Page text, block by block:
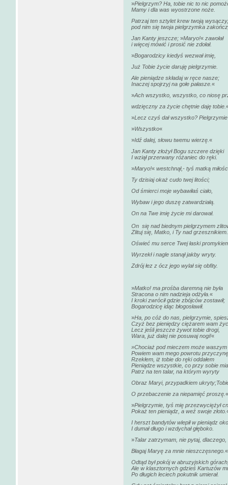
»Pielgrzym? Ha, tobie nic to nic
Mamy i dla was wyostrzone noże.
Patrzaj ten sztylet krew twoją wysączy,
pod nim się twoja pielgrzymka
Jan Kanty jeszcze; »Maryo!« zawołał
i więcej mówić i prosić nie zdołał.
»Bogarodzicy kiedyś wezwał imię,
Już Tobie życie daruję pielgrzymie.
Ale pieniądze składaj w ręce nasze;
Inaczej spojrzyj na gołe pałasze. «
»Ach wszystko, wszystko, co niosę
wdzięczny za życie chętnie daję tobie.
»Lecz czyś dał wszystko?
»Wszystko«
»Idź dalej, słowu twemu wierzę. «
Jan Kanty złożył Bogu szczere dzięki
I wziął przerwany różaniec do ręki.
»Maryo!« westchnął,- tyś matką
Ty dzisiaj okaż cudo twej litości;
Od śmierci moje wybawiłaś ciało,
Wybaw i jego duszę zatwardziałą.
On na Twe imię życie mi darował.
On się nad biednym pielgrzymem
Zlituj się, Matko, i Ty nad grzesznikiem.
Oświeć mu serce Twej łaski
Wyrzekł i nagle stanął jakby wryty.
Zdrój łez z ócz jego wylał się obfity.
»Matko! ma prośba daremną nie była
Stracona o nim nadzieja odżyła. «
I kroki zwrócił gdzie zbójców zostawił;
Bogarodzicę idąc błogosławił.
»Ha, po cóż do nas, pielgrzymie,
Czyż bez pieniędzy ciężarem wam
Lecz jeśli jeszcze żywot tobie drogi,
Wara, już dalej nie posuwaj nogi!«
»Chociaż pod mieczem może waszym
Powiem wam mego powrotu
Rzekłem, iż tobie do ręki oddałem
Pieniądze wszystkie, co przy sobie
Patrz na ten talar, na którym wyryty
Obraz Maryi, przypadkiem
O przebaczenie za niepamięć proszę. «
»Pielgrzymie, tyś mię przezwyciężył
Pokaż ten pieniądz, a weź swoje złoto.
I herszt bandytów wlepił w pieniądz oko
I dumał długo i wzdychał głęboko.
»Talar zatrzymam, nie pytaj, dlaczego,
Błagaj Maryę za mnie nieszczęsnego. «
Odtąd był pokój w abruzyjskich
Ale w klasztornych gdzieś Kartuzów
Po długich leciech pokutnik umierał.